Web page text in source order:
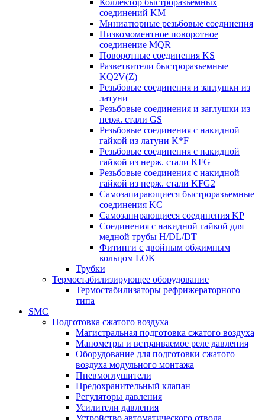
соединений KM
Миниатюрные резьбовые соединения
Низкомоментное поворотное
соединение MQR
Поворотные соединения KS
Разветвители быстроразъемные
KQ2V(Z)
Резьбовые соединения и заглушки из
латуни
Резьбовые соединения и заглушки из
нерж. стали GS
Резьбовые соединения с накидной
гайкой из латуни K*F
Резьбовые соединения с накидной
гайкой из нерж. стали KFG
Резьбовые соединения с накидной
гайкой из нерж. стали KFG2
Самозапирающиеся быстроразъемные
соединения KC
Самозапирающиеся соединения KP
Соединения с накидной гайкой для
медной трубы H/DL/DT
Фитинги с двойным обжимным
кольцом LOK
Трубки
Термостабилизирующее оборудование
Термостабилизаторы рефрижераторного
типа
SMC
Подготовка сжатого воздуха
Магистральная подготовка сжатого воздуха
Манометры и встраиваемое реле давления
Оборудование для подготовки сжатого
воздуха модульного монтажа
Пневмоглушители
Предохранительный клапан
Регуляторы давления
Усилители давления
Устройство автоматического отвода